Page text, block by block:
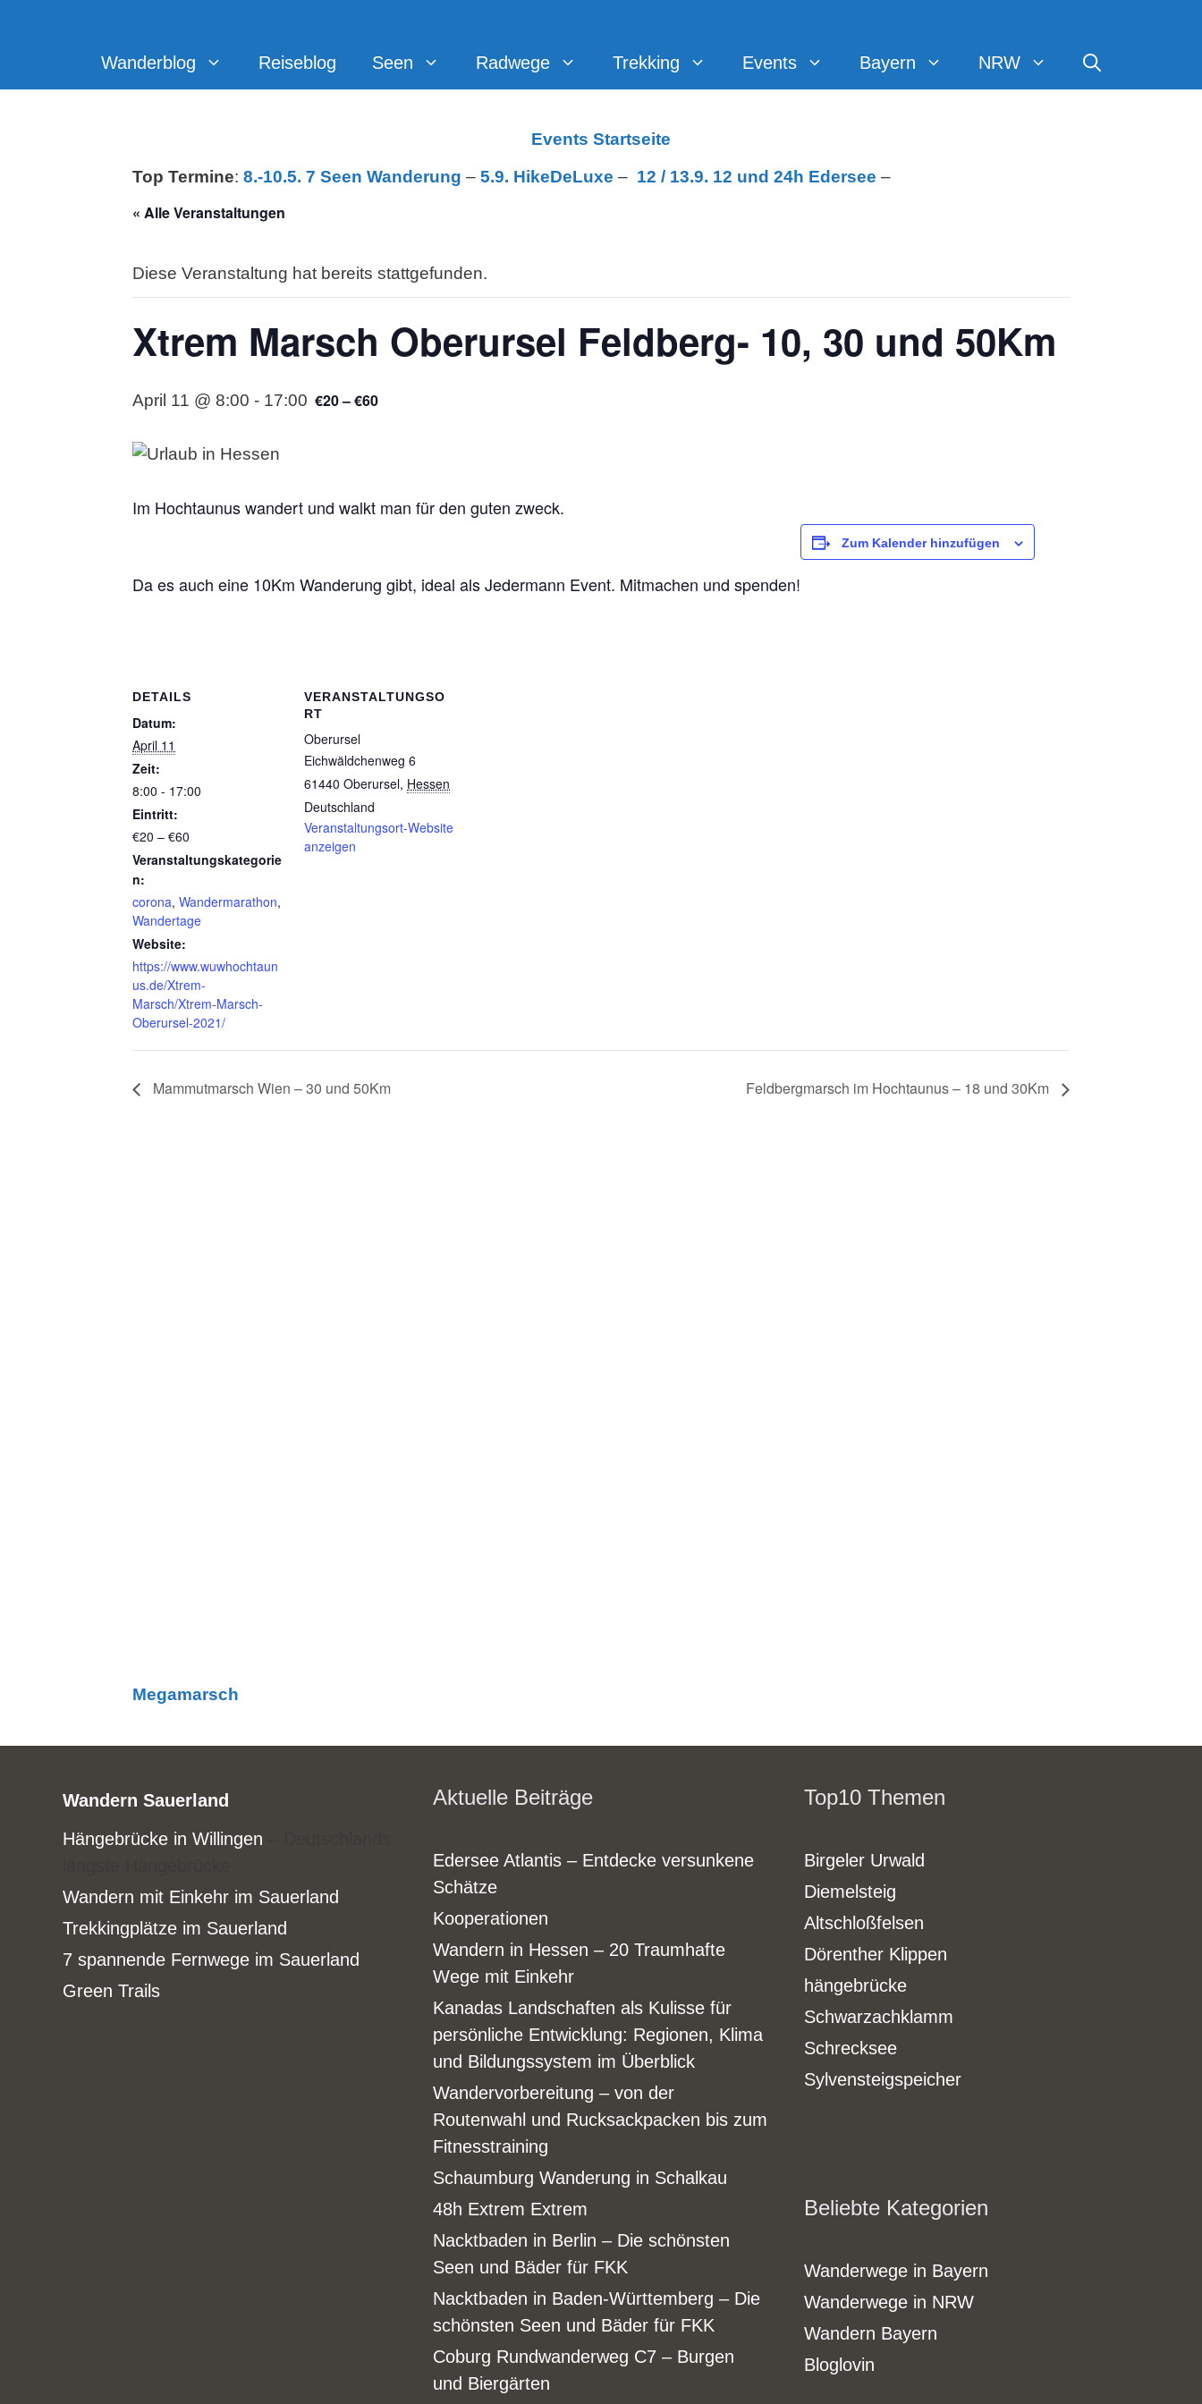
Wanderblog Reiseblog Seen Radwege Trekking Events Bayern NRW
Events Startseite
Top Termine: 8.-10.5. 7 Seen Wanderung – 5.9. HikeDeLuxe – 12 / 13.9. 12 und 24h Edersee –
« Alle Veranstaltungen
Diese Veranstaltung hat bereits stattgefunden.
Xtrem Marsch Oberursel Feldberg- 10, 30 und 50Km
April 11 @ 8:00 - 17:00 €20 – €60
Im Hochtaunus wandert und walkt man für den guten zweck.
Da es auch eine 10Km Wanderung gibt, ideal als Jedermann Event. Mitmachen und spenden!
Zum Kalender hinzufügen
DETAILS
Datum:
April 11
Zeit:
8:00 - 17:00
Eintritt:
€20 – €60
Veranstaltungskategorie
n:
corona, Wandermarathon,
Wandertage
Website:
https://www.wuwhochtaun
us.de/Xtrem-
Marsch/Xtrem-Marsch-
Oberursel-2021/
VERANSTALTUNGSO
RT
Oberursel
Eichwäldchenweg 6
61440 Oberursel, Hessen
Deutschland
Veranstaltungsort-Website
anzeigen
Mammutmarsch Wien – 30 und 50Km Feldbergmarsch im Hochtaunus – 18 und 30Km
Megamarsch
Wandern Sauerland
Hängebrücke in Willingen
Wandern mit Einkehr im Sauerland
Trekkingplätze im Sauerland
7 spannende Fernwege im Sauerland
Green Trails
Aktuelle Beiträge
Edersee Atlantis – Entdecke versunkene
Schätze
Kooperationen
Wandern in Hessen – 20 Traumhafte
Wege mit Einkehr
Kanadas Landschaften als Kulisse für
persönliche Entwicklung: Regionen, Klima
und Bildungssystem im Überblick
Wandervorbereitung – von der
Routenwahl und Rucksackpacken bis zum
Fitnesstraining
Schaumburg Wanderung in Schalkau
48h Extrem Extrem
Nacktbaden in Berlin – Die schönsten
Seen und Bäder für FKK
Nacktbaden in Baden-Württemberg – Die
schönsten Seen und Bäder für FKK
Coburg Rundwanderweg C7 – Burgen
und Biergärten
Top10 Themen
Birgeler Urwald
Diemelsteig
Altschloßfelsen
Dörenther Klippen
hängebrücke
Schwarzachklamm
Schrecksee
Sylvensteigspeicher
Beliebte Kategorien
Wanderwege in Bayern
Wanderwege in NRW
Wandern Bayern
Bloglovin